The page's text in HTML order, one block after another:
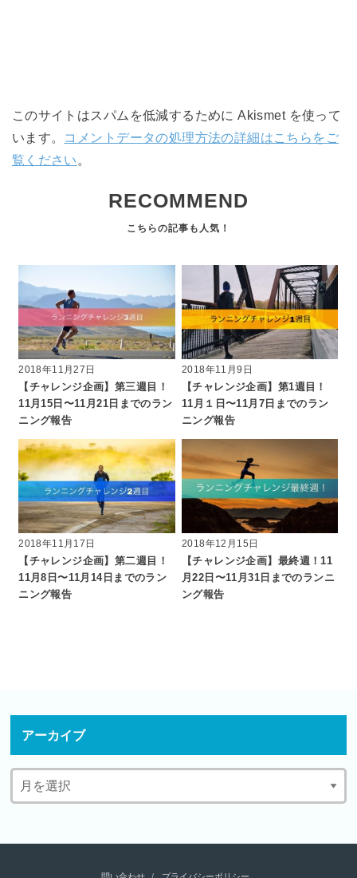
このサイトはスパムを低減するために Akismet を使って
います。 コメントデータの処理方法の詳細はこちらをご
覧ください 。
RECOMMEND
2018年11月27日
【チャレンジ企画】第三週目！
11月15日〜11月21日までのラン
ニング報告
2018年11月9日
【チャレンジ企画】第1週目！
11月１日〜11月7日までのラン
ニング報告
2018年11月17日
【チャレンジ企画】第二週目！
11月8日〜11月14日までのラン
ニング報告
2018年12月15日
【チャレンジ企画】最終週！11
月22日〜11月31日までのランニ
ング報告
アーカイブ